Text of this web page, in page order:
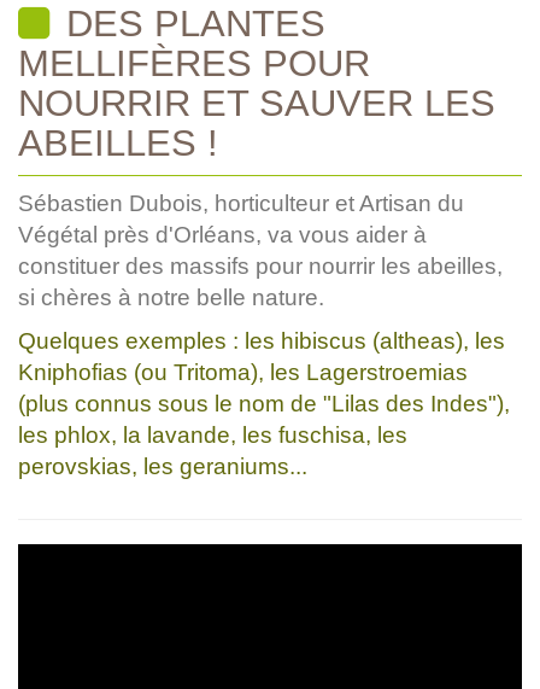
DES PLANTES
MELLIFÈRES POUR
NOURRIR ET SAUVER LES
ABEILLES !
Sébastien Dubois, horticulteur et Artisan du
Végétal près d'Orléans, va vous aider à
constituer des massifs pour nourrir les abeilles,
si chères à notre belle nature.
Quelques exemples : les hibiscus (altheas), les
Kniphofias (ou Tritoma), les Lagerstroemias
(plus connus sous le nom de "Lilas des Indes"),
les phlox, la lavande, les fuschisa, les
perovskias, les geraniums...